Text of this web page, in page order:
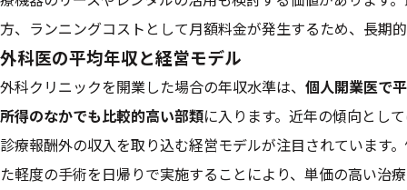
方、ランニングコストとして月額料金が発生するため、長期
外科医の平均年収と経営モデル
外科クリニックを開業した場合の年収水準は、 個人開業医で
所得のなかでも比較的高い部類に入ります。近年の傾向とし
診療報酬外の収入を取り込む経営モデルが注目されています
た軽度の手術を日帰りで実施することにより、単価の高い治